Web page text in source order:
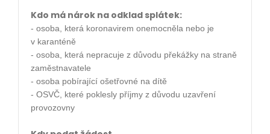
Kdo má nárok na odklad splátek:
- osoba, která koronavirem onemocněla nebo je
v karanténě
- osoba, která nepracuje z důvodu překážky na straně
zaměstnavatele
- osoba pobírající ošetřovné na dítě
- OSVČ, které poklesly příjmy z důvodu uzavření
provozovny